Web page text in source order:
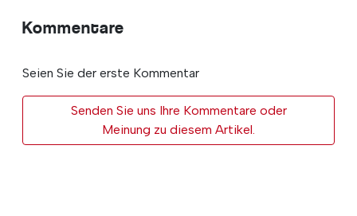
Kommentare
Seien Sie der erste Kommentar
Senden Sie uns Ihre Kommentare oder
Meinung zu diesem Artikel.